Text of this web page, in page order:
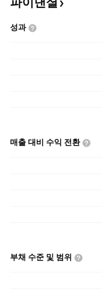
성과
매출 대비 수익 전환
부채 수준 및 범위